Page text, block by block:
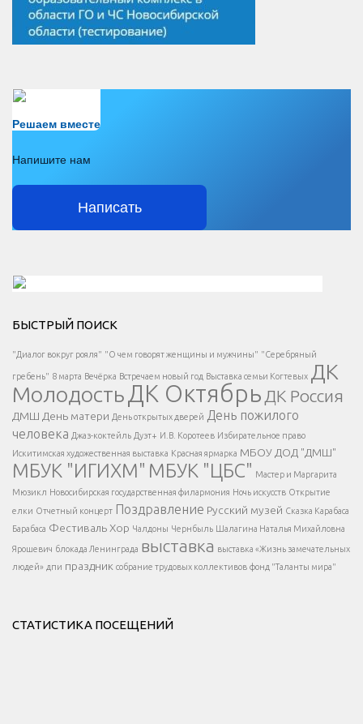
Решаем вместе
Напишите нам
Написать
Есть вопрос?
Напишите нам
</span >
Написать
</button >
</div >
</div > </div >
БЫСТРЫЙ ПОИСК
"Диалог вокруг рояля" "О чем говорят женщины и мужчины" "Серебряный
гребень" 8 марта Вечёрка Встречаем новый год Выставка семьи Когтевых ДК
МолодостьДК Октябрь ДК Россия
ДМШ День матери День открытых дверей День пожилого
человека Джаз-коктейль Дуэт+ И.В. Коротеев Избирательное право
Искитимская художественная выставка Красная ярмарка МБОУ ДОД "ДМШ"
МБУК "ИГИХМ" МБУК "ЦБС" Мастер и Маргарита
Мюзикл Новосибирская государственная филармония Ночь искусств Открытие
елки Отчетный концерт Поздравление Русский музей Сказка Карабаса
Барабаса Фестиваль Хор Чалдоны Чернбыль Шалагина Наталья Михайловна
Ярошевич блокада Ленинграда выставка выставка «Жизнь замечательных
людей» дпи праздник собрание трудовых коллективов фонд "Таланты мира"
СТАТИСТИКА ПОСЕЩЕНИЙ